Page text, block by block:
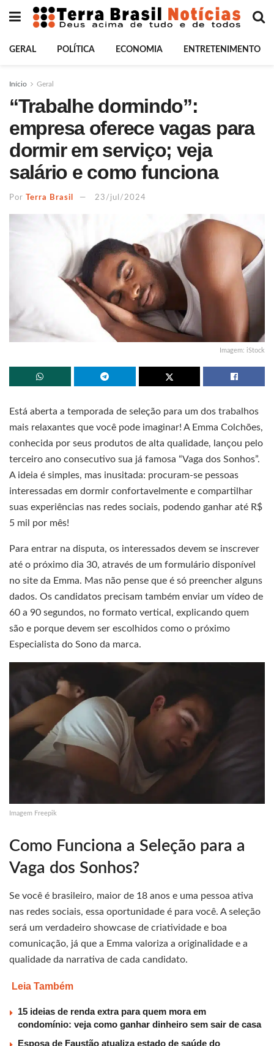
GERAL POLÍTICA ECONOMIA ENTRETENIMENTO
Início Geral
“Trabalhe dormindo”:
empresa oferece vagas para
dormir em serviço; veja
salário e como funciona
Por Terra Brasil 23/jul/2024
Imagem: iStock
Está aberta a temporada de seleção para um dos trabalhos
mais relaxantes que você pode imaginar! A Emma Colchões,
conhecida por seus produtos de alta qualidade, lançou pelo
terceiro ano consecutivo sua já famosa “Vaga dos Sonhos”.
A ideia é simples, mas inusitada: procuram-se pessoas
interessadas em dormir confortavelmente e compartilhar
suas experiências nas redes sociais, podendo ganhar até R$
5 mil por mês!
Para entrar na disputa, os interessados devem se inscrever
até o próximo dia 30, através de um formulário disponível
no site da Emma. Mas não pense que é só preencher alguns
dados. Os candidatos precisam também enviar um vídeo de
60 a 90 segundos, no formato vertical, explicando quem
são e porque devem ser escolhidos como o próximo
Especialista do Sono da marca.
Imagem Freepik
Como Funciona a Seleção para a
Vaga dos Sonhos?
Se você é brasileiro, maior de 18 anos e uma pessoa ativa
nas redes sociais, essa oportunidade é para você. A seleção
será um verdadeiro showcase de criatividade e boa
comunicação, já que a Emma valoriza a originalidade e a
qualidade da narrativa de cada candidato.
Leia Também
15 ideias de renda extra para quem mora em
condomínio: veja como ganhar dinheiro sem sair de casa
Esposa de Faustão atualiza estado de saúde do